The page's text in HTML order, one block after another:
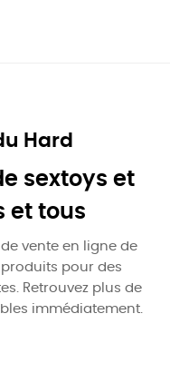
Hard
sextoys et
et tous
vente en ligne de
produits pour des
Retrouvez plus de
immédiatement.